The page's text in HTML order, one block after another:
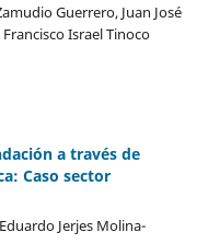
Guerrero, Juan José
Israel Tinoco
a través de
Caso sector
Jerjes Molina-